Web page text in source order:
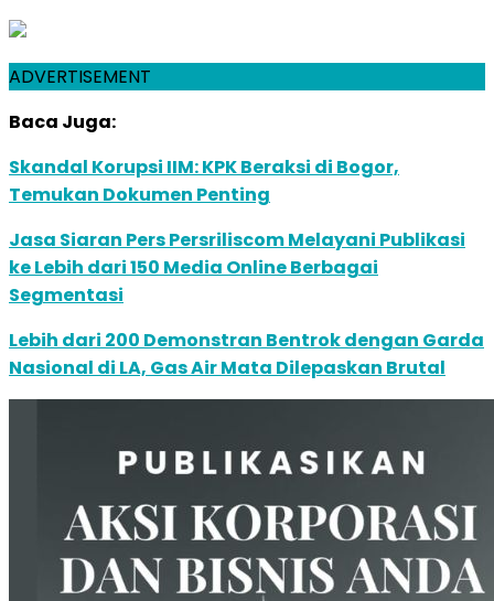
ADVERTISEMENT
Baca Juga:
Skandal Korupsi IIM: KPK Beraksi di Bogor,
Temukan Dokumen Penting
Jasa Siaran Pers Persriliscom Melayani Publikasi
ke Lebih dari 150 Media Online Berbagai
Segmentasi
Lebih dari 200 Demonstran Bentrok dengan Garda
Nasional di LA, Gas Air Mata Dilepaskan Brutal